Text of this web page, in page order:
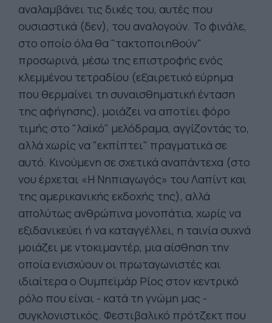
αναλαμβάνει τις δικές του, αυτές που
ουσιαστικά (δεν), του αναλογούν. Το φινάλε,
στο οποίο όλα θα "τακτοποιηθούν"
προσωρινά, μέσω της επιστροφής ενός
κλεμμένου τετραδίου (εξαιρετικό εύρημα
που θερμαίνει τη συναισθηματική ένταση
της αφήγησης), μοιάζει να αποτίει φόρο
τιμής στο "λαϊκό" μελόδραμα, αγγίζοντάς το,
αλλά χωρίς να "εκπίπτει" πραγματικά σε
αυτό. Κινούμενη σε σχετικά αναπάντεχα (στο
νου έρχεται «Η Νηπιαγωγός» του Λαπίντ και
της αμερικανικής εκδοχής της), αλλά
απολύτως ανθρώπινα μονοπάτια, χωρίς να
εξιδανικεύει ή να καταγγέλλει, η ταινία συχνά
μοιάζει με ντοκιμαντέρ, μια αίσθηση την
οποία ενισχύουν οι πρωταγωνιστές και
ιδιαίτερα ο Ουμπεϊμάρ Ρίος στον κεντρικό
ρόλο που είναι - κατά τη γνώμη μας -
συγκλονιστικός. Φεστιβαλικό πρότζεκτ που